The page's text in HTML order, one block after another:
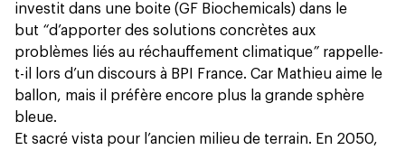
investit dans une boite (GF Biochemicals) dans le
but “d’apporter des solutions concrètes aux
problèmes liés au réchauffement climatique” rappelle-
t-il lors d’un discours à BPI France. Car Mathieu aime le
ballon, mais il préfère encore plus la grande sphère
bleue.
Et sacré vista pour l’ancien milieu de terrain. En 2050,